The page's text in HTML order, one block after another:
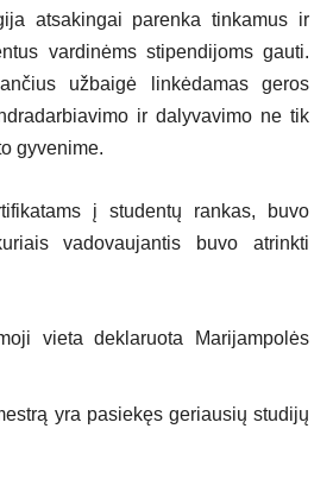
atsakingai parenka tinkamus ir
vardinėms stipendijoms gauti.
užbaigė linkėdamas geros
ir dalyvavimo ne tik
gyvenime.
į studentų rankas, buvo
vadovaujantis buvo atrinkti
vieta deklaruota Marijampolės
yra pasiekęs geriausių studijų